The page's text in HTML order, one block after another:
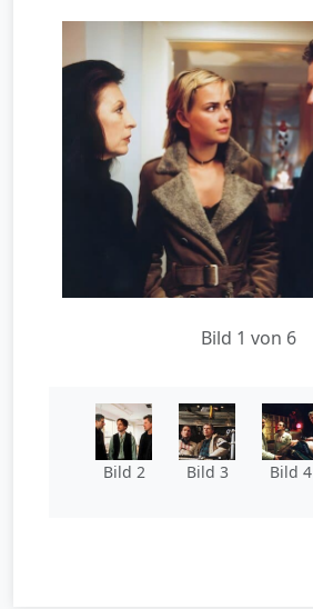
Bild 1 von 6
Bild 2 Bild 3 Bild 4